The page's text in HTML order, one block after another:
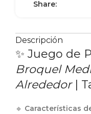
Share:
Descripción
✨ Juego de
Broquel
Alrededor|
🔹 Características